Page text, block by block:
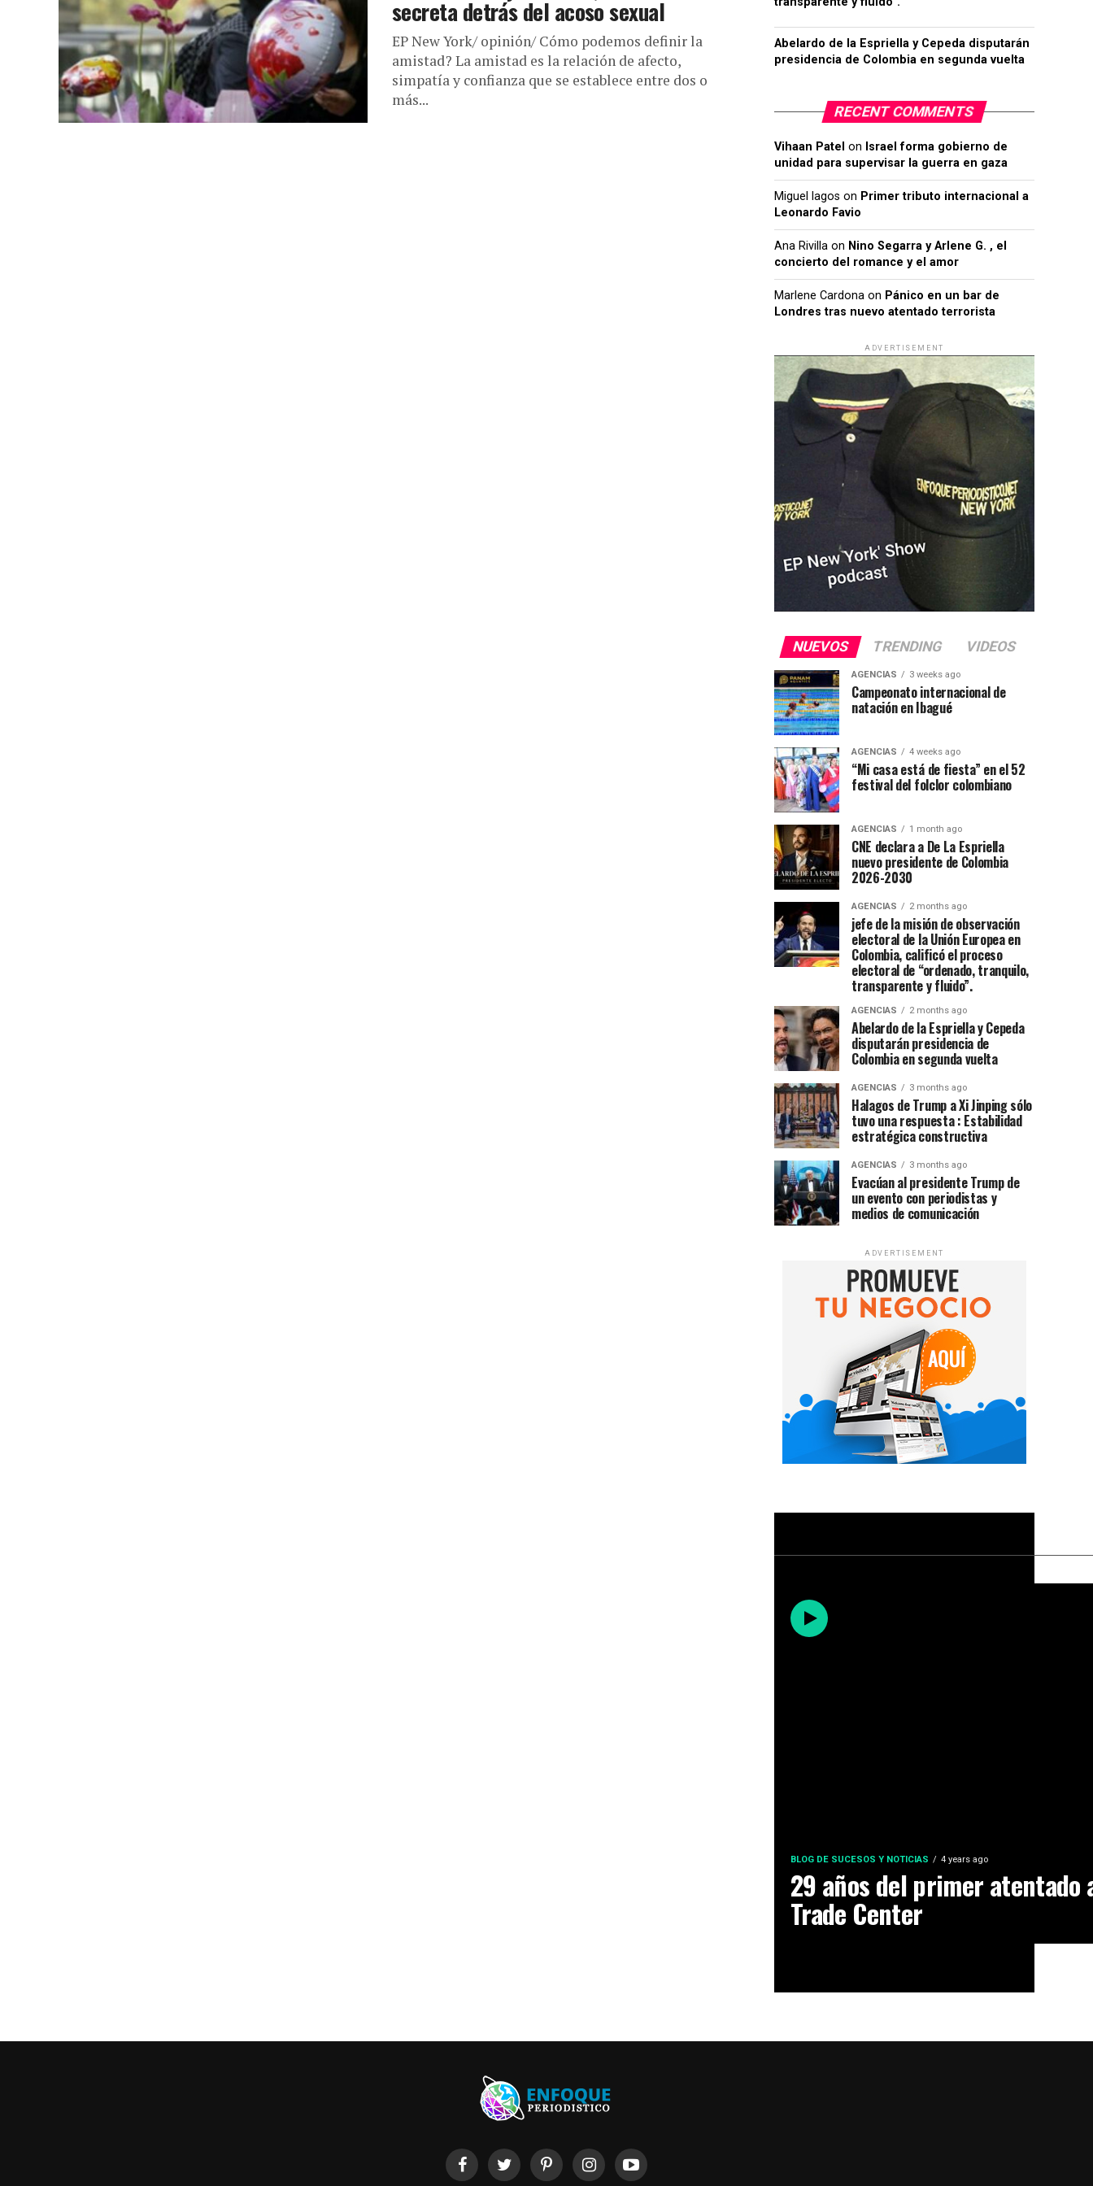
secreta detrás del acoso sexual
EP New York/ opinión/ Cómo podemos definir la
amistad? La amistad es la relación de afecto,
simpatía y confianza que se establece entre dos o
más...
Abelardo de la Espriella y Cepeda disputarán
presidencia de Colombia en segunda vuelta
RECENT COMMENTS
Vihaan Patel on Israel forma gobierno de
unidad para supervisar la guerra en gaza
Miguel lagos on Primer tributo internacional a
Leonardo Favio
Ana Rivilla on Nino Segarra y Arlene G. , el
concierto del romance y el amor
Marlene Cardona on Pánico en un bar de
Londres tras nuevo atentado terrorista
ADVERTISEMENT
NUEVOS TRENDING VIDEOS
AGENCIAS 3 weeks ago
Campeonato internacional de
natación en Ibagué
AGENCIAS 4 weeks ago
“Mi casa está de fiesta” en el 52
festival del folclor colombiano
AGENCIAS 1 month ago
CNE declara a De La Espriella
nuevo presidente de Colombia
2026-2030
AGENCIAS 2 months ago
jefe de la misión de observación
electoral de la Unión Europea en
Colombia, calificó el proceso
electoral de “ordenado, tranquilo,
transparente y fluido”.
AGENCIAS 2 months ago
Abelardo de la Espriella y Cepeda
disputarán presidencia de
Colombia en segunda vuelta
AGENCIAS 3 months ago
Halagos de Trump a Xi Jinping sólo
tuvo una respuesta : Estabilidad
estratégica constructiva
AGENCIAS 3 months ago
Evacúan al presidente Trump de
un evento con periodistas y
medios de comunicación
ADVERTISEMENT
BLOG DE SUCESOS Y NOTICIAS 4 years ago
29 años del primer atentado
Trade Center